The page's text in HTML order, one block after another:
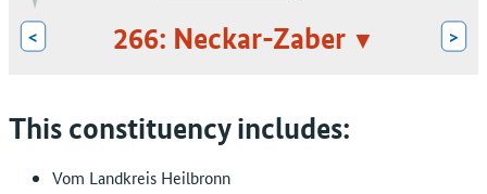
< 266: Neckar-Zaber >
This constituency includes:
Vom Landkreis Heilbronn